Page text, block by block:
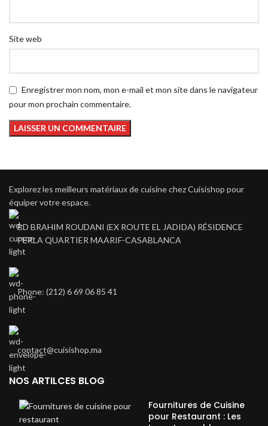
Site web
Enregistrer mon nom, mon e-mail et mon site dans le navigateur
pour mon prochain commentaire.
Explorez les meilleurs matériaux de cuisine chez Cuisishop pour
équiper votre espace.
BD BRAHIM ROUDANI (EX ROUTE EL JADIDA) RÉSIDENCE
PERLA QUARTIER MAARIF-CASABLANCA
Phone: (212) 6 69 06 85 41
contact@cuisishop.ma
NOS ARTILCES BLOG
Fournitures de Cuisine
pour Restaurant : Les